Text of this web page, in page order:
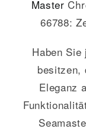
Master
66788:
Haben
besitzen,
Eleganz